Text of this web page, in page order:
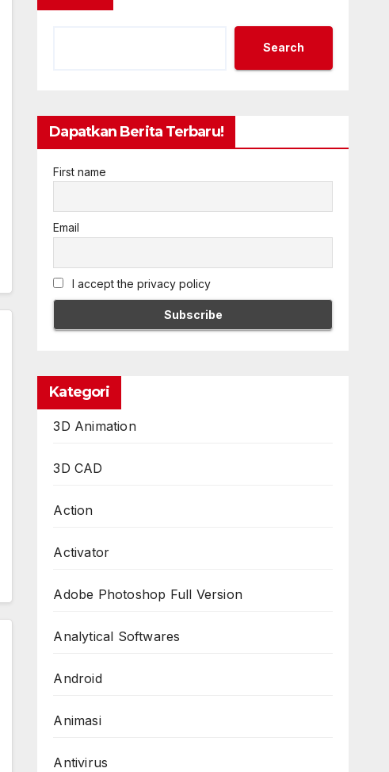
Search
Dapatkan Berita Terbaru!
First name
Email
I accept the privacy policy
Kategori
3D Animation
3D CAD
Action
Activator
Adobe Photoshop Full Version
Analytical Softwares
Android
Animasi
Antivirus